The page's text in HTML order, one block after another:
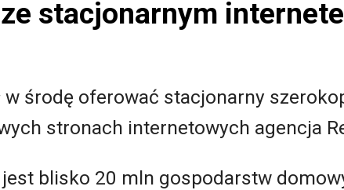
stacjonarnym
w środę oferować stacjonarny
stronach internetowych agencja
jest blisko 20 mln gospodarstw